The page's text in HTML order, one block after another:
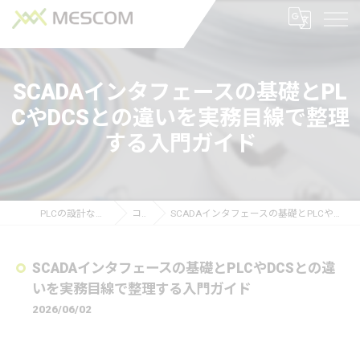
SCADAインタフェースの基礎とPL
CやDCSとの違いを実務目線で整理
する入門ガイド
PLCの設計なら株式会社メスコム コラム SCADAインタフェースの基礎とPLCやDCSとの違いを実務目線で整理する入門ガイド
SCADAインタフェースの基礎とPLCやDCSとの違
いを実務目線で整理する入門ガイド
2026/06/02